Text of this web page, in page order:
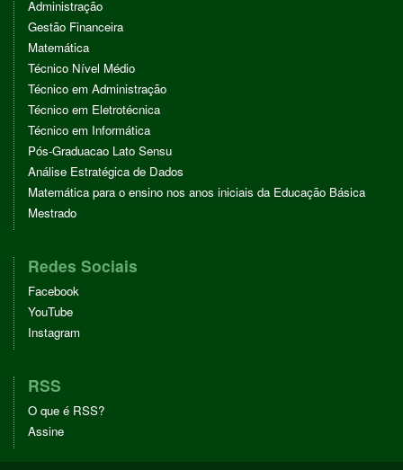
Administração
Gestão Financeira
Matemática
Técnico Nível Médio
Técnico em Administração
Técnico em Eletrotécnica
Técnico em Informática
Pós-Graduacao Lato Sensu
Análise Estratégica de Dados
Matemática para o ensino nos anos iniciais da Educação Básica
Mestrado
Redes Sociais
Facebook
YouTube
Instagram
RSS
O que é RSS?
Assine